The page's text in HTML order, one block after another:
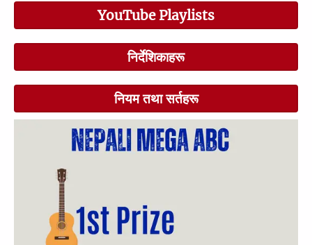
YouTube Playlists
निर्देशिकाहरू
नियम तथा सर्तहरू